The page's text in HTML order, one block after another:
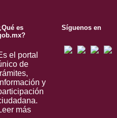
es
el portal
de
y
más
Síguenos en